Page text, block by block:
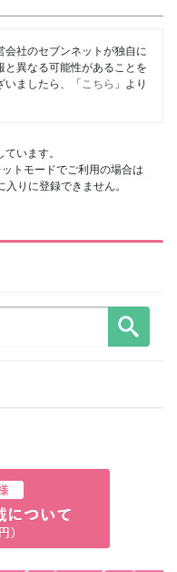
会社のセブンネットが独自に
異なる可能性があることを
いましたら、「 こちら 」より
ています。
トモードでご利用の場合は
りに登録できません。